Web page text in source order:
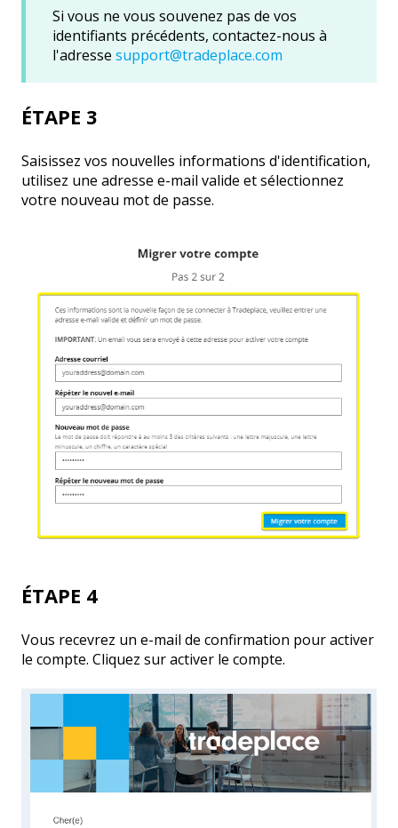
Si vous ne vous souvenez pas de vos
identifiants précédents, contactez-nous à
l'adresse support@tradeplace.com
ÉTAPE 3
Saisissez vos nouvelles informations d'identification,
utilisez une adresse e-mail valide et sélectionnez
votre nouveau mot de passe.
ÉTAPE 4
Vous recevrez un e-mail de confirmation pour activer
le compte. Cliquez sur activer le compte.